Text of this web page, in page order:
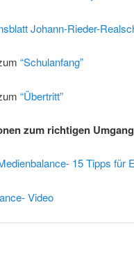
Johann-Rieder-
“Schulanfang”
“Übertritt”
zum richtigen
15 Tipps für
Video